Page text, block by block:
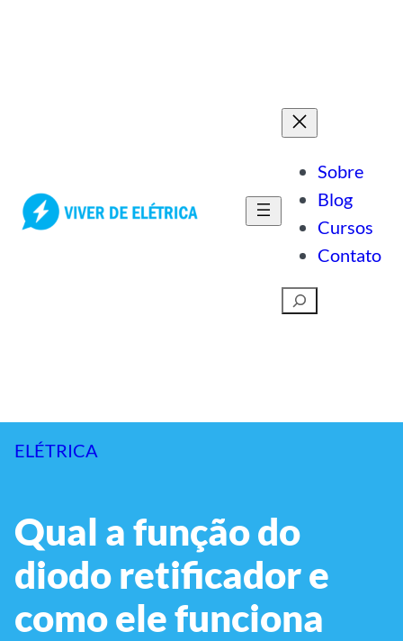
Sobre
Blog
Cursos
Contato
Pesquisar
ELÉTRICA
Qual a função do
diodo retificador e
como ele funciona